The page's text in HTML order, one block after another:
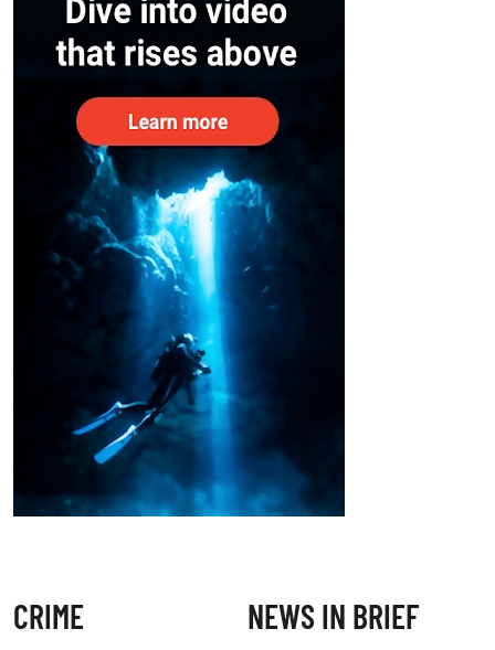
CRIME NEWS IN BRIEF